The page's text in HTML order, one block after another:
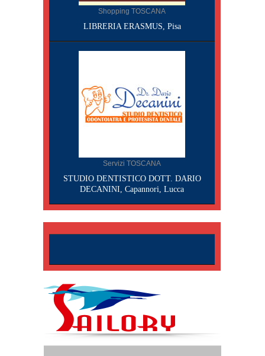
Shopping TOSCANA
LIBRERIA ERASMUS, Pisa
Servizi TOSCANA
STUDIO DENTISTICO DOTT. DARIO
DECANINI, Capannori, Lucca